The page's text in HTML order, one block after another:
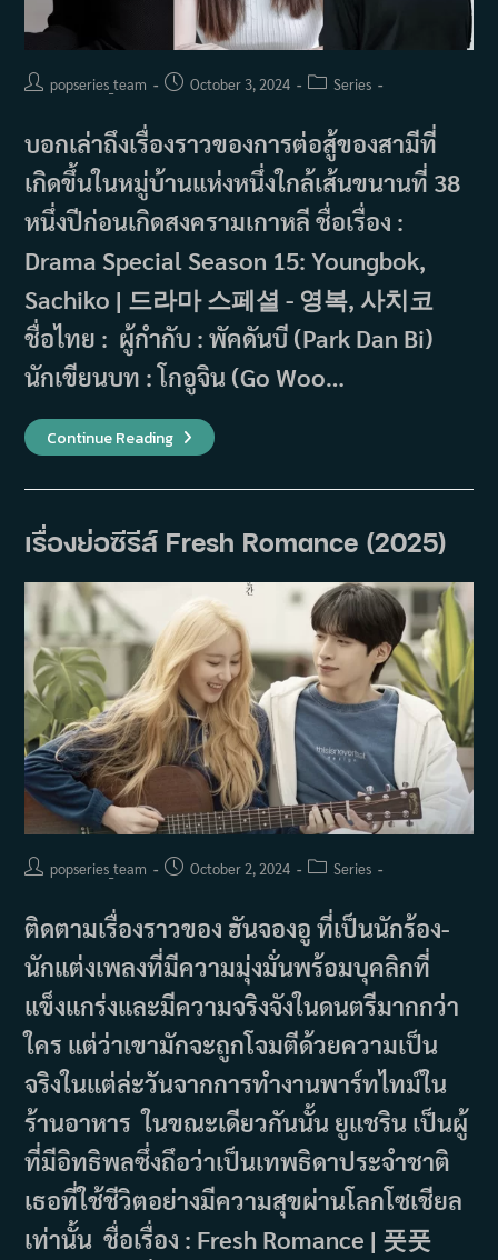
Postpopseries_team
PostOctober 3, 2024
PostSeries
บอกเล่าถึงเรื่องราวของการต่อสู้ของสามีที่
เกิดขึ้นในหมู่บ้านแห่งหนึ่งใกล้เส้นขนานที่ 38
หนึ่งปีก่อนเกิดสงครามเกาหลี ชื่อเรื่อง :
Drama Special Season 15: Youngbok,
Sachiko | 드라마 스페셜 - 영복, 사치코
ชื่อไทย : ผู้กำกับ : พัคดันบี (Park Dan Bi)
นักเขียนบท : โกอูจิน (Go Woo…
Continue Readingเรื่อง
ย่อ
Drama
Season
15:
Youngbok,
เรื่องย่อซีรีส์ Fresh Romance (2025)
Postpopseries_team
PostOctober 2, 2024
PostSeries
ติดตามเรื่องราวของ ฮันจองอู ที่เป็นนักร้อง-
นักแต่งเพลงที่มีความมุ่งมั่นพร้อมบุคลิกที่
แข็งแกร่งและมีความจริงจังในดนตรีมากกว่า
ใคร แต่ว่าเขามักจะถูกโจมตีด้วยความเป็น
จริงในแต่ล่ะวันจากการทำงานพาร์ทไทม์ใน
ร้านอาหาร ในขณะเดียวกันนั้น ยูแชริน เป็นผู้
ที่มีอิทธิพลซึ่งถึอว่าเป็นเทพธิดาประจำชาติ
เธอที่ใช้ชีวิตอย่างมีความสุขผ่านโลกโซเชียล
เท่านั้น ชื่อเรื่อง : Fresh Romance | 풋풋